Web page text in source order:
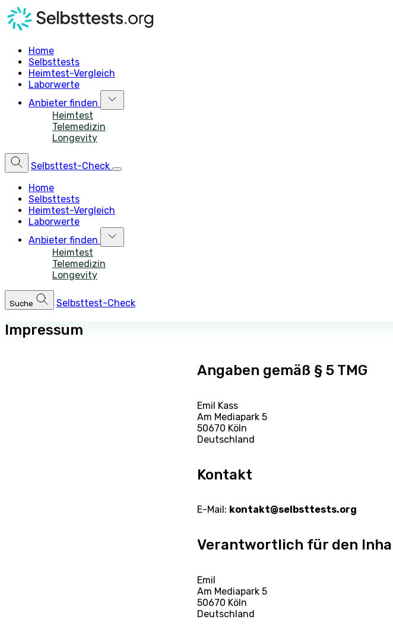
Home
Selbsttests
Heimtest-Vergleich
Laborwerte
Anbieter finden
Heimtest
Telemedizin
Longevity
Selbsttest-Check
Home
Selbsttests
Heimtest-Vergleich
Laborwerte
Anbieter finden
Heimtest
Telemedizin
Longevity
Suche Selbsttest-Check
Impressum
Angaben gemäß § 5 TMG
Emil Kass
Am Mediapark 5
50670 Köln
Deutschland
Kontakt
E-Mail: kontakt@selbsttests.org
Verantwortlich für den
Emil
Am Mediapark 5
50670 Köln
Deutschland